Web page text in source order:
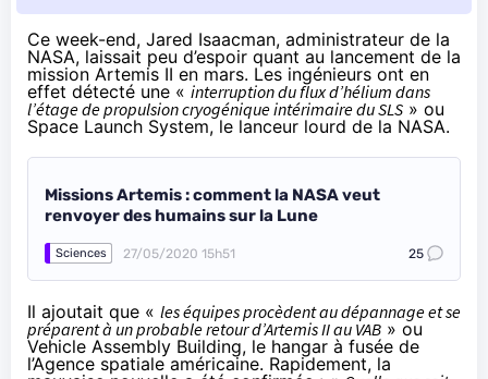
Ce week-end, Jared Isaacman, administrateur de la
NASA, laissait peu d’espoir quant au lancement de la
mission Artemis II en mars. Les ingénieurs ont en
effet détecté une « interruption du flux d’hélium dans
l’étage de propulsion cryogénique intérimaire du SLS » ou
Space Launch System, le lanceur lourd de la NASA.
Missions Artemis : comment la NASA veut
renvoyer des humains sur la Lune
Sciences 27/05/2020 15h51 25
Il ajoutait que « les équipes procèdent au dépannage et se
préparent à un probable retour d’Artemis II au VAB » ou
Vehicle Assembly Building, le hangar à fusée de
l’Agence spatiale américaine. Rapidement, la